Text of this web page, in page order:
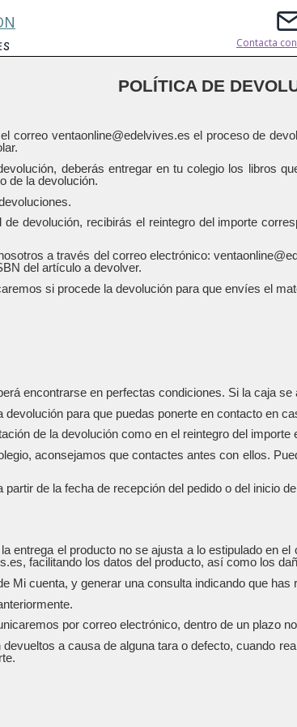
Contacta
POLÍTICA DE
correo ventaonline@edelvives.es el proceso de
deberás entregar en tu colegio los libros
de la devolución.
devolución, recibirás el reintegro del importe
a través del correo electrónico:
del artículo a devolver.
si procede la devolución para que envíes el
encontrarse en perfectas condiciones. Si la caja
para que puedas ponerte en contacto en
de la devolución como en el reintegro del
aconsejamos que contactes antes con ellos.
de la fecha de recepción del pedido o del inicio
entrega el producto no se ajusta a lo estipulado en
facilitando los datos del producto, así como los
Mi cuenta, y generar una consulta indicando que
por correo electrónico, dentro de un plazo
a causa de alguna tara o defecto, cuando